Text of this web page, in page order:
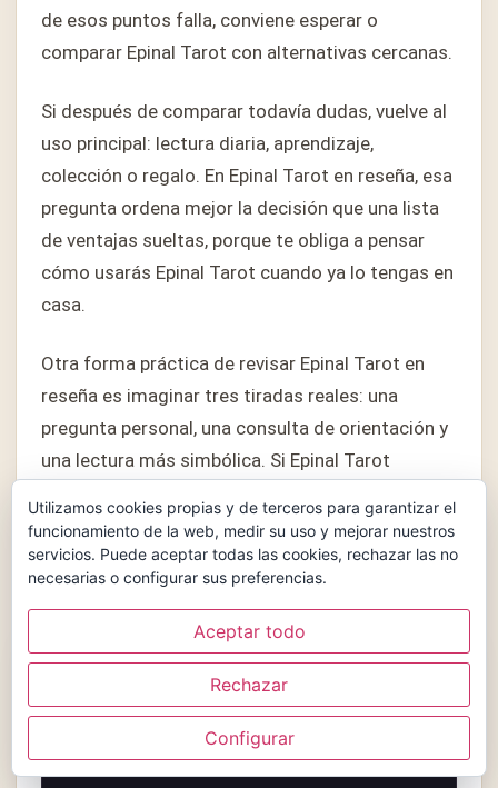
de esos puntos falla, conviene esperar o
comparar Epinal Tarot con alternativas cercanas.
Si después de comparar todavía dudas, vuelve al
uso principal: lectura diaria, aprendizaje,
colección o regalo. En Epinal Tarot en reseña, esa
pregunta ordena mejor la decisión que una lista
de ventajas sueltas, porque te obliga a pensar
cómo usarás Epinal Tarot cuando ya lo tengas en
casa.
Otra forma práctica de revisar Epinal Tarot en
reseña es imaginar tres tiradas reales: una
pregunta personal, una consulta de orientación y
una lectura más simbólica. Si Epinal Tarot
probablemente encaje mejor que un mazo que
solo funciona en fotografía.
DECISIÓN FINAL
Busca Epinal Tarot
Comprueba disponibilidad, edición y precio
actualizado antes de comprar.
Utilizamos cookies propias y de terceros para garantizar el
funcionamiento de la web, medir su uso y mejorar nuestros
servicios. Puede aceptar todas las cookies, rechazar las no
necesarias o configurar sus preferencias.
Aceptar todo
Rechazar
Configurar